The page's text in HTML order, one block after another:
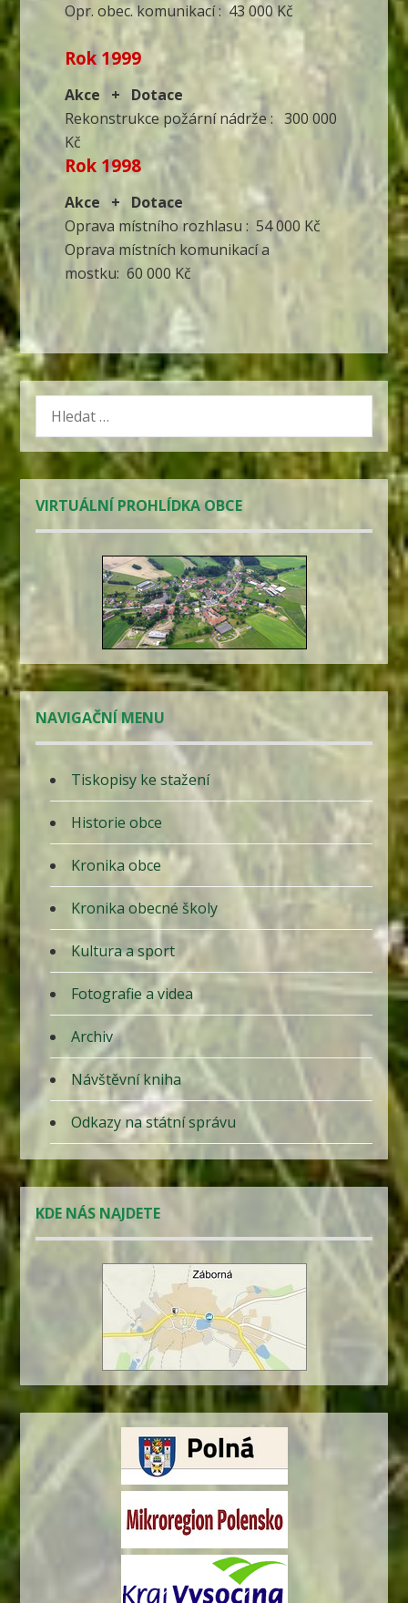
Opr. obec. komunikací : 43 000 Kč
Rok 1999
Akce + Dotace
Rekonstrukce požární nádrže : 300 000
Kč
Rok 1998
Akce + Dotace
Oprava místního rozhlasu : 54 000 Kč
Oprava místních komunikací a
mostku: 60 000 Kč
VYHLEDÁVÁNÍ
VIRTUÁLNÍ PROHLÍDKA OBCE
NAVIGAČNÍ MENU
Tiskopisy ke stažení
Historie obce
Kronika obce
Kronika obecné školy
Kultura a sport
Fotografie a videa
Archiv
Návštěvní kniha
Odkazy na státní správu
KDE NÁS NAJDETE